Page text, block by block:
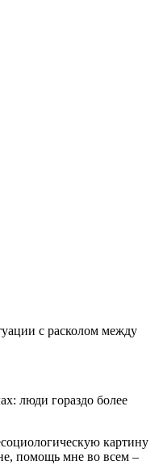
с расколом между
люди гораздо более
картину
помощь мне во всем –